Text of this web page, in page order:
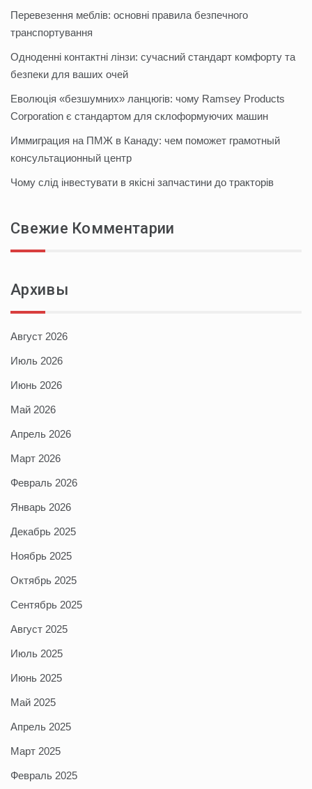
Перевезення меблів: основні правила безпечного
транспортування
Одноденні контактні лінзи: сучасний стандарт комфорту та
безпеки для ваших очей
Еволюція «безшумних» ланцюгів: чому Ramsey Products
Corporation є стандартом для склоформуючих машин
Иммиграция на ПМЖ в Канаду: чем поможет грамотный
консультационный центр
Чому слід інвестувати в якісні запчастини до тракторів
Свежие Комментарии
Архивы
Август 2026
Июль 2026
Июнь 2026
Май 2026
Апрель 2026
Март 2026
Февраль 2026
Январь 2026
Декабрь 2025
Ноябрь 2025
Октябрь 2025
Сентябрь 2025
Август 2025
Июль 2025
Июнь 2025
Май 2025
Апрель 2025
Март 2025
Февраль 2025